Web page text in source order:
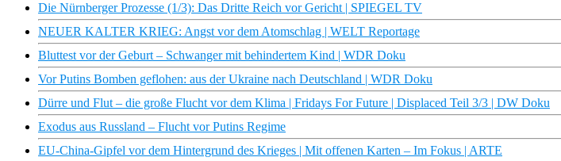
Die Nürnberger Prozesse (1/3): Das Dritte Reich vor Gericht | SPIEGEL TV
NEUER KALTER KRIEG: Angst vor dem Atomschlag | WELT Reportage
Bluttest vor der Geburt – Schwanger mit behindertem Kind | WDR Doku
Vor Putins Bomben geflohen: aus der Ukraine nach Deutschland | WDR Doku
Dürre und Flut – die große Flucht vor dem Klima | Fridays For Future | Displaced Teil 3/3 | DW Doku
Exodus aus Russland – Flucht vor Putins Regime
EU-China-Gipfel vor dem Hintergrund des Krieges | Mit offenen Karten – Im Fokus | ARTE